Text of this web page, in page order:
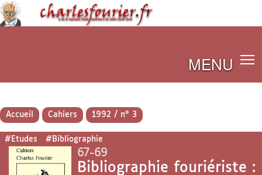
MENU
Accueil Cahiers 1992 / n° 3
#Etudes #Bibliographie
67-69
Bibliographie fouriériste :